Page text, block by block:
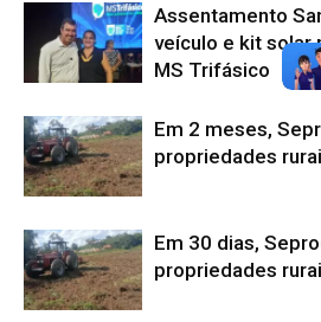
Assentamento
veículo e kit solar
MS Trifásico
Em 2 meses,
propriedades
Em 30 dias,
propriedades